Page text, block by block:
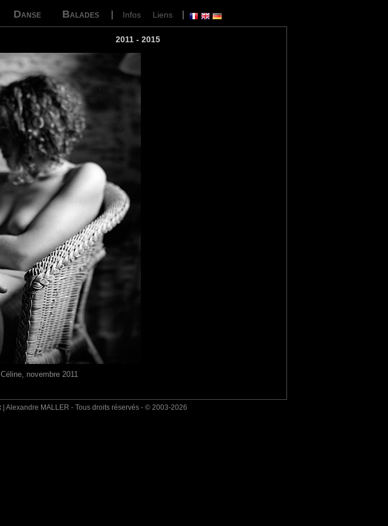
Danse Balades Infos Liens
2011 - 2015
Céline, novembre 2011
| Alexandre MALLER - Tous droits réservés - © 2003-2026